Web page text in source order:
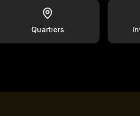
Quartiers